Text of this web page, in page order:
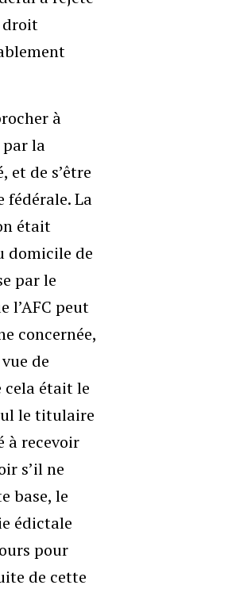
droit
à
par la
et de s’être
La
était
domicile de
par le
l’AFC peut
concernée,
de
cela était le
le titulaire
à recevoir
s’il ne
base, le
édictale
pour
de cette